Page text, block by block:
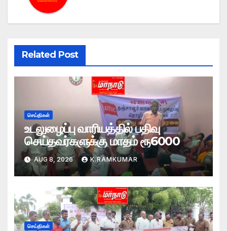
Related Post
செய்திகள்
உடலுழைப்பு வாரியத்தில் பதிவு
செய்தவர்களுக்கு மாதம் ரூ6000
AUG 8, 2026 K.RAMKUMAR
செய்திகள்